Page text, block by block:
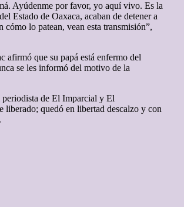
Ayúdenme por favor, yo aquí vivo. Es la
Estado de Oaxaca, acaban de detener a
cómo lo patean, vean esta transmisión”,
afirmó que su papá está enfermo del
se les informó del motivo de la
periodista de El Imparcial y El
liberado; quedó en libertad descalzo y con